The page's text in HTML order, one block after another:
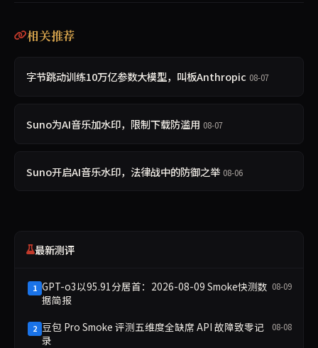
相关推荐
字节跳动训练10万亿参数大模型，叫板Anthropic 08-07
Suno为AI音乐加水印，限制下载防滥用 08-07
Suno开启AI音乐水印，法律战中的防御之举 08-06
最新测评
1 GPT-o3以95.91分居首：2026-08-09 Smoke快测数
据简报
08-09
2 豆包 Pro Smoke 评测五维度全缺席 API 故障致零记
录
08-08